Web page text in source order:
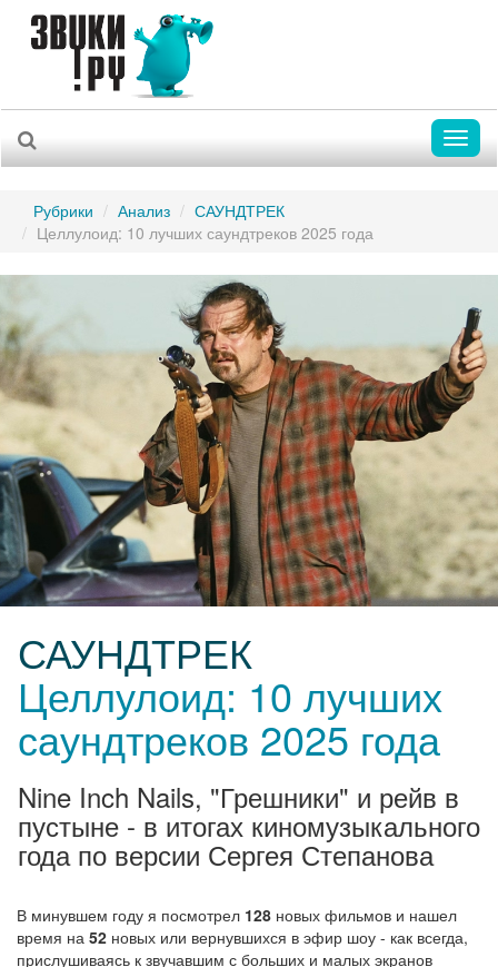
Рубрики Анализ
САУНДТРЕК
Целлулоид: 10 лучших саундтреков 2025 года
САУНДТРЕК
Целлулоид: 10 лучших
саундтреков 2025 года
Nine Inch Nails, "Грешники" и рейв в
пустыне - в итогах киномузыкального
года по версии Сергея Степанова
В минувшем году я посмотрел 128 новых фильмов и нашел
время на 52 новых или вернувшихся в эфир шоу - как всегда,
прислушиваясь к звучавшим с больших и малых экранов